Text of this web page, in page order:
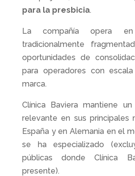
para la presbicia.
La compañía opera
tradicionalmente
oportunidades de
para operadores con
marca.
Clínica Baviera mantiene un
relevante en sus principales
España y en Alemania en el
se ha especializado
públicas donde Clínica
presente).